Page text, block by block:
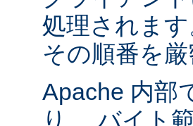
処理されま
その順番を
Apache 内部
り、 バイト